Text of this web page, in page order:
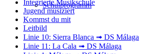
Schulprogramm
Integrierte Musikschule
Jugend musiziert
Kommst du mit
Leitbild
Linie 10: Sierra Blanca ➟ DS Málaga
Linie 11: La Cala ➟ DS Málaga